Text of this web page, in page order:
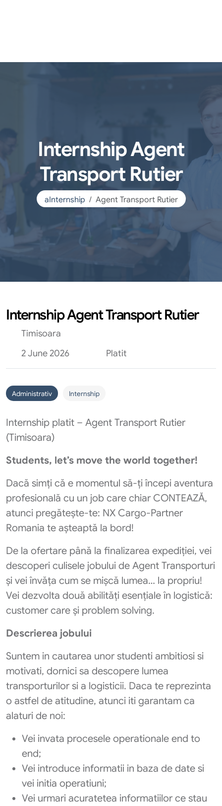
Internship Agent
Transport Rutier
aInternship Agent Transport Rutier
Internship Agent Transport Rutier
Timisoara
2 June 2026
Platit
Administrativ Internship
Internship platit – Agent Transport Rutier
(Timisoara)
Students, let’s move the world together!
Dacă simți că e momentul să‑ți începi aventura
profesională cu un job care chiar CONTEAZĂ,
atunci pregătește‑te: NX Cargo‑Partner
Romania te așteaptă la bord!
De la ofertare până la finalizarea expediției, vei
descoperi culisele jobului de Agent Transporturi
și vei învăța cum se mișcă lumea… la propriu!
Vei dezvolta două abilități esențiale în logistică:
customer care și problem solving.
Descrierea jobului
Suntem in cautarea unor studenti ambitiosi si
motivati, dornici sa descopere lumea
transporturilor si a logisticii. Daca te reprezinta
o astfel de atitudine, atunci iti garantam ca
alaturi de noi:
Vei invata procesele operationale end to
end;
Vei introduce informatii in baza de date si
vei initia operatiuni;
Vei urmari acuratetea informatiilor ce stau